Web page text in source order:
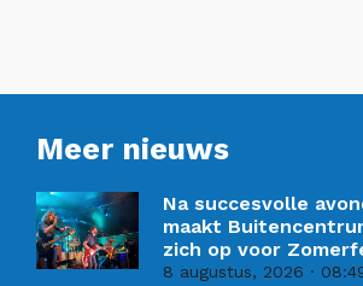
Meer nieuws
Na succesvolle
maakt
zich op voor
8 augustus, 2026